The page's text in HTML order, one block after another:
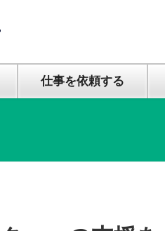
仕事を依頼する